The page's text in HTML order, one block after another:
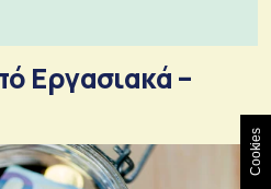
Εργασιακά –
Cookies